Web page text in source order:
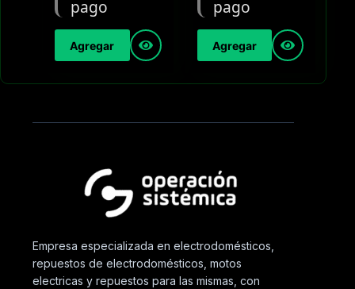
Agregar Agregar
Empresa especializada en electrodomésticos,
repuestos de electrodomésticos, motos
electricas y repuestos para las mismas, con